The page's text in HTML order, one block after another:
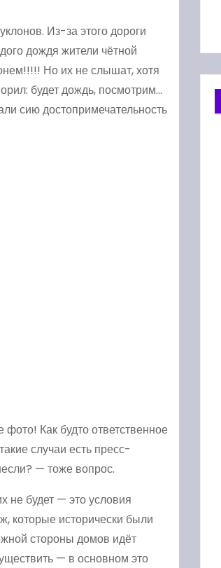
Из-за этого дороги
дождя жители чётной
Но их не слышат, хотя
будет дождь, посмотрим…
сию достопримечательность
Как будто ответственное
случаи есть пресс-
— тоже вопрос.
не будет — это условия
которые исторически были
стороны домов идёт
— в основном это